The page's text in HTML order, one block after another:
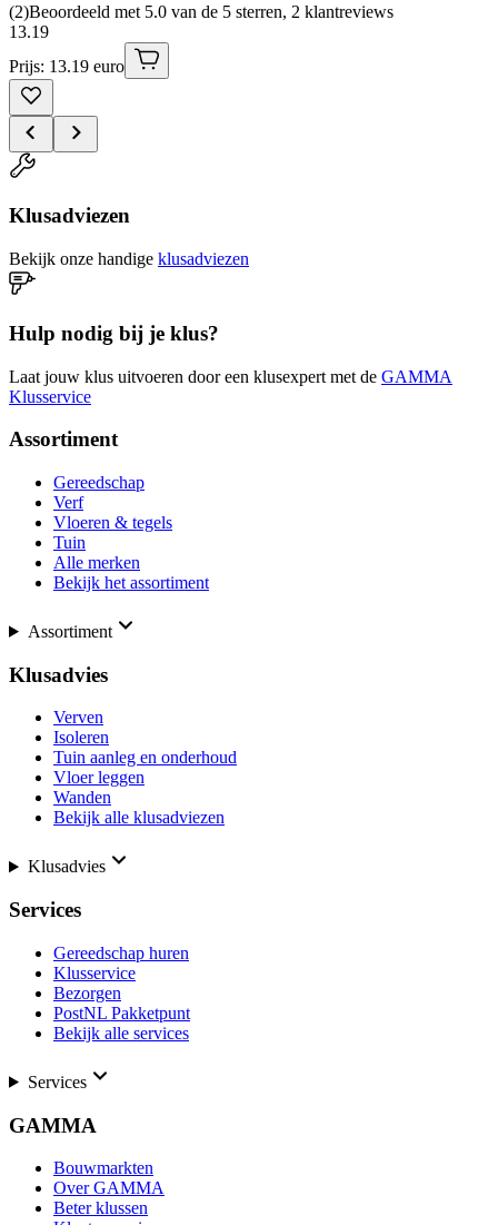
(2)Beoordeeld met 5.0 van de 5 sterren, 2 klantreviews
13.19
Prijs: 13.19 euro
Klusadviezen
Bekijk onze handige klusadviezen
Hulp nodig bij je klus?
Laat jouw klus uitvoeren door een klusexpert met de GAMMA
Klusservice
Assortiment
Gereedschap
Verf
Vloeren & tegels
Tuin
Alle merken
Bekijk het assortiment
Assortiment
Klusadvies
Verven
Isoleren
Tuin aanleg en onderhoud
Vloer leggen
Wanden
Bekijk alle klusadviezen
Klusadvies
Services
Gereedschap huren
Klusservice
Bezorgen
PostNL Pakketpunt
Bekijk alle services
Services
GAMMA
Bouwmarkten
Over GAMMA
Beter klussen